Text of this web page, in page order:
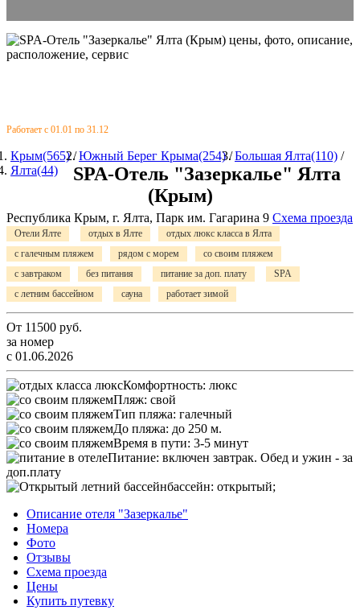
Работает с 01.01 по 31.12
Крым(565)/Южный Берег Крыма(254)/Большая Ялта(110) /
Ялта(44)
SPA-Отель "Зазеркалье" Ялта
(Крым)
Республика Крым, г. Ялта, Парк им. Гагарина 9 Схема проезда
Отели Ялте отдых в Ялте
отдых люкс класса в Ялта
с галечным пляжем
рядом с морем
со своим пляжем
с завтраком
без питания питание за доп. плату
SPA
с летним бассейном
сауна работает зимой
От 11500 руб.
за номер
с 01.06.2026
Комфортность: люкс
Пляж: свой
Тип пляжа: галечный
До пляжа: до 250 м.
Время в пути: 3-5 минут
Питание: включен завтрак. Обед и ужин - за
доп.плату
бассейн: открытый;
Описание отеля "Зазеркалье"
Номера
Фото
Отзывы
Схема проезда
Цены
Купить путевку